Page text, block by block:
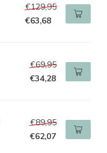
€129,95
€63,68
€69,95
€34,28
€89,95
€62,07